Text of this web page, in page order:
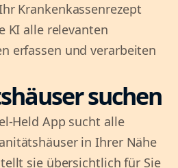
Krankenkassenrezept
KI alle relevanten
erfassen und verarbeiten
suchen
Held App sucht alle
in Ihrer Nähe
sie übersichtlich für Sie